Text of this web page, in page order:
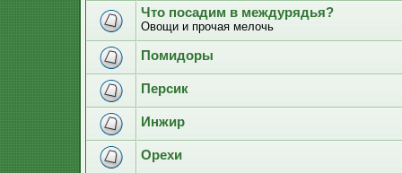
Что посадим в междурядья?
Овощи и прочая мелочь
Помидоры
Персик
Инжир
Орехи